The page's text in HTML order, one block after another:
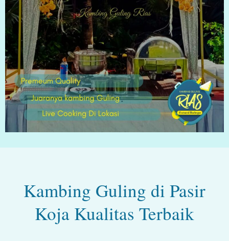
Kambing Guling di Pasir
Koja Kualitas Terbaik